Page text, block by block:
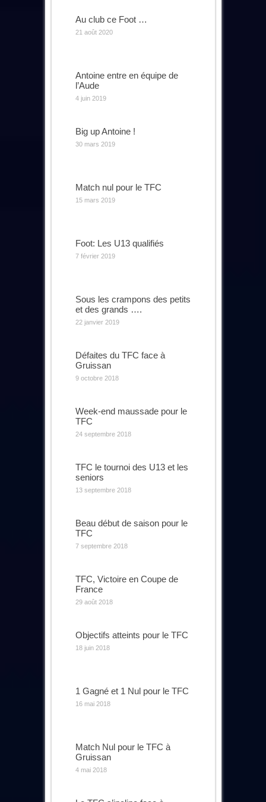
Au club ce Foot …
21 août 2020
Antoine entre en équipe de
l’Aude
4 juin 2019
Big up Antoine !
30 mars 2019
Match nul pour le TFC
15 mars 2019
Foot: Les U13 qualifiés
7 février 2019
Sous les crampons des petits
et des grands ….
22 janvier 2019
Défaites du TFC face à
Gruissan
9 octobre 2018
Week-end maussade pour le
TFC
24 septembre 2018
TFC le tournoi des U13 et les
seniors
13 septembre 2018
Beau début de saison pour le
TFC
7 septembre 2018
TFC, Victoire en Coupe de
France
29 août 2018
Objectifs atteints pour le TFC
18 juin 2018
1 Gagné et 1 Nul pour le TFC
16 mai 2018
Match Nul pour le TFC à
Gruissan
4 mai 2018